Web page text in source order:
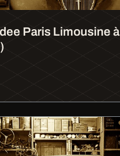
Paris Limousine à